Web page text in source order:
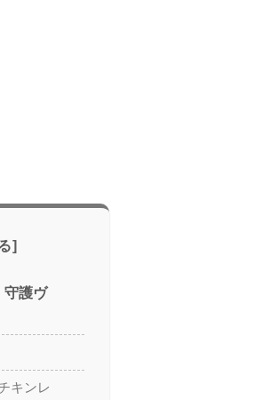
守護ヴ
キンレ